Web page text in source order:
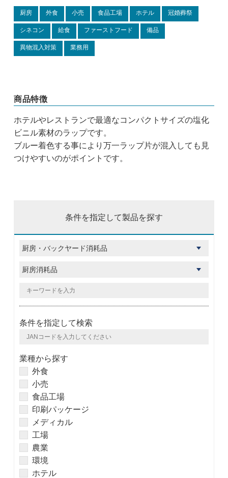
厨房 外食 小売 食品工場 ホテル 冠婚葬祭
シネコン 給食 ファーストフード 備品
異物混入対策 業務用
商品特徴
ホテルやレストランで最適なコンパクトサイズの塩化
ビニル素材のラップです。
ブルー着色する事により万一ラップ片が混入しても見
つけやすいのがポイントです。
条件を指定して製品を探す
条件を指定して検索
業種から探す
外食
小売
食品工場
印刷パッケージ
メディカル
工場
農業
環境
ホテル